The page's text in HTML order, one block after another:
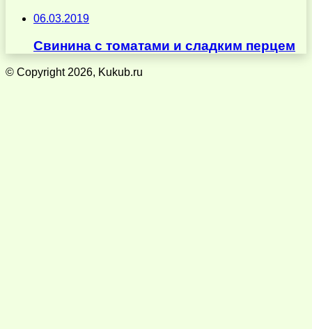
06.03.2019
Свинина с томатами и сладким перцем
© Copyright 2026, Kukub.ru